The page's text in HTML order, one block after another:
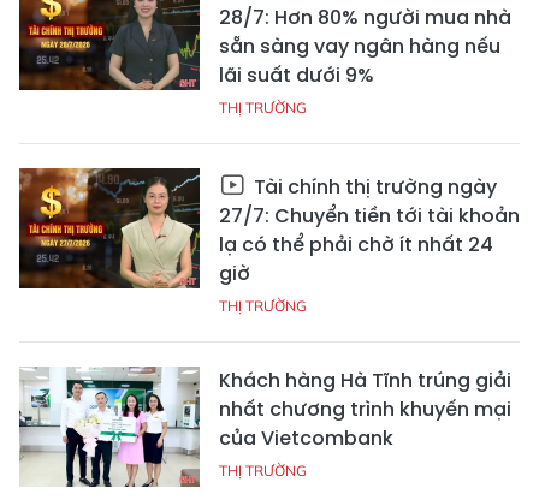
28/7: Hơn 80% người mua nhà
sẵn sàng vay ngân hàng nếu
lãi suất dưới 9%
THỊ TRƯỜNG
Tài chính thị trường ngày
27/7: Chuyển tiền tới tài khoản
lạ có thể phải chờ ít nhất 24
giờ
THỊ TRƯỜNG
Khách hàng Hà Tĩnh trúng giải
nhất chương trình khuyến mại
của Vietcombank
THỊ TRƯỜNG